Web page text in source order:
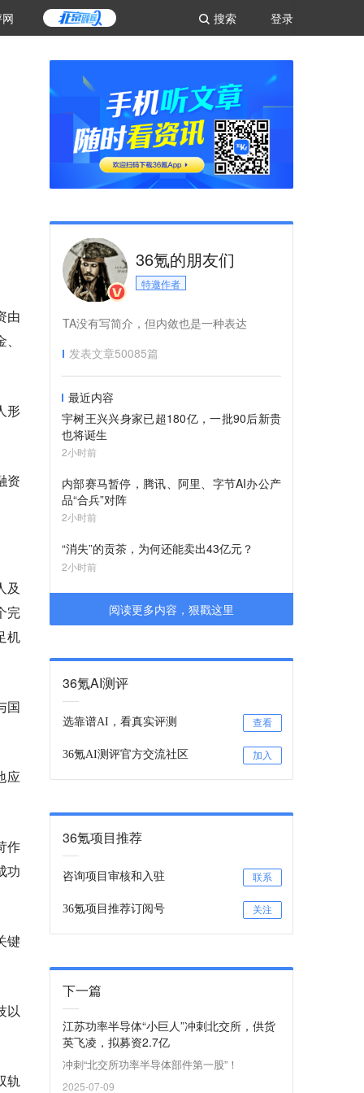
登录
搜索
由
形
资
及
完
机
国
应
作
功
键
以
轨
36氪的朋友们
特邀作者
TA没有写简介，但内敛也是一种表达
发表文章50085篇
最近内容
宇树王兴兴身家已超180亿，一批90后新贵
也将诞生
2小时前
内部赛马暂停，腾讯、阿里、字节AI办公产
品“合兵”对阵
2小时前
“消失”的贡茶，为何还能卖出43亿元？
2小时前
阅读更多内容，狠戳这里
36氪AI测评
选靠谱AI，看真实评测 查看
36氪AI测评官方交流社区 加入
36氪项目推荐
咨询项目审核和入驻 联系
36氪项目推荐订阅号 关注
下一篇
江苏功率半导体“小巨人”冲刺北交所，供货
英飞凌，拟募资2.7亿
冲刺“北交所功率半导体部件第一股”！
2025-07-09